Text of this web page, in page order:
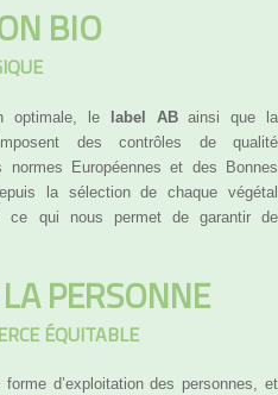
BIO
optimale, le label ABainsi que la
des contrôles de qualité
Européennes et des Bonnes
la sélection de chaque végétal
ce qui nous permet de garantir de
PERSONNE
ÉQUITABLE
d’exploitation des personnes, et